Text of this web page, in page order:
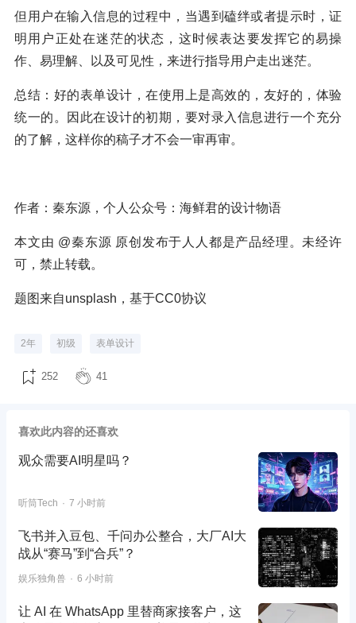
但用户在输入信息的过程中，当遇到磕绊或者提示时，证
明用户正处在迷茫的状态，这时候表达要发挥它的易操
作、易理解、以及可见性，来进行指导用户走出迷茫。
总结：好的表单设计，在使用上是高效的，友好的，体验
统一的。因此在设计的初期，要对录入信息进行一个充分
的了解，这样你的稿子才不会一审再审。
作者：秦东源，个人公众号：海鲜君的设计物语
本文由 @秦东源 原创发布于人人都是产品经理。未经许
可，禁止转载。
题图来自unsplash，基于CC0协议
2年 初级 表单设计
252 41
喜欢此内容的还喜欢
观众需要AI明星吗？
听筒Tech 7 小时前
飞书并入豆包、千问办公整合，大厂AI大
战从“赛马”到“合兵”？
娱乐独角兽 6 小时前
让 AI 在 WhatsApp 里替商家接客户，这